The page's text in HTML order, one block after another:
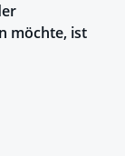
möchte, ist